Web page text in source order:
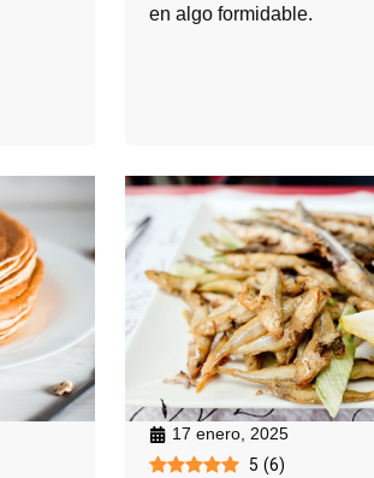
en algo formidable.
17 enero, 2025
5 (6)